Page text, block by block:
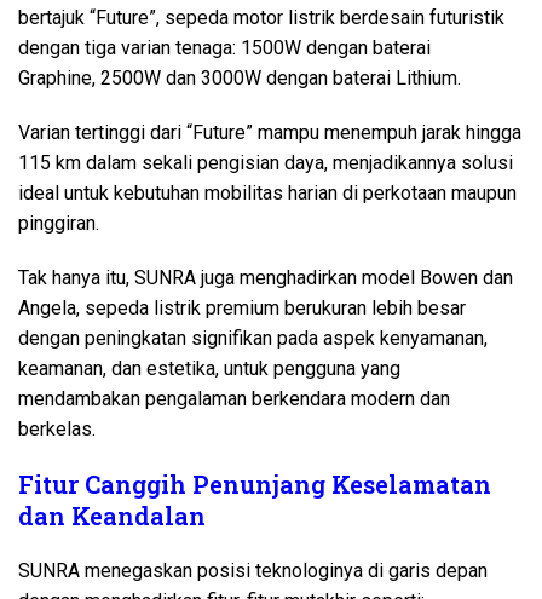
bertajuk “Future”, sepeda motor listrik berdesain futuristik
dengan tiga varian tenaga: 1500W dengan baterai
Graphine, 2500W dan 3000W dengan baterai Lithium.
Varian tertinggi dari “Future” mampu menempuh jarak hingga
115 km dalam sekali pengisian daya, menjadikannya solusi
ideal untuk kebutuhan mobilitas harian di perkotaan maupun
pinggiran.
Tak hanya itu, SUNRA juga menghadirkan model Bowen dan
Angela, sepeda listrik premium berukuran lebih besar
dengan peningkatan signifikan pada aspek kenyamanan,
keamanan, dan estetika, untuk pengguna yang
mendambakan pengalaman berkendara modern dan
berkelas.
Fitur Canggih Penunjang Keselamatan
dan Keandalan
SUNRA menegaskan posisi teknologinya di garis depan